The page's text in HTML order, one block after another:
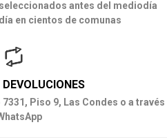
antes del mediodía
en cientos de comunas
Piso 9, Las Condes o a través